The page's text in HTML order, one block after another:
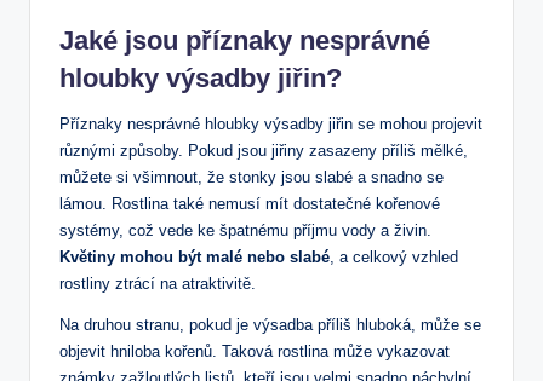
Jaké jsou příznaky nesprávné
hloubky výsadby jiřin?
Příznaky nesprávné hloubky výsadby jiřin se mohou projevit
různými způsoby. Pokud jsou jiřiny zasazeny příliš mělké,
můžete si všimnout, že stonky jsou slabé a snadno se
lámou. Rostlina také nemusí mít dostatečné kořenové
systémy, což vede ke špatnému příjmu vody a živin.
Květiny mohou být malé nebo slabé, a celkový vzhled
rostliny ztrácí na atraktivitě.
Na druhou stranu, pokud je výsadba příliš hluboká, může se
objevit hniloba kořenů. Taková rostlina může vykazovat